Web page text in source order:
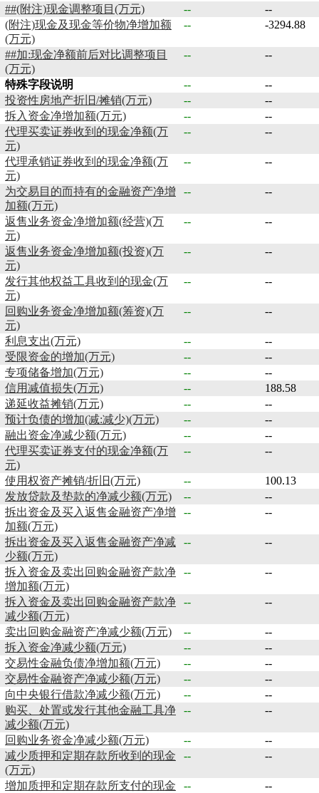
##(附注)现金调整项目(万元)
--
--
(附注)现金及现金等价物净增加额
(万元)
-- -3294.88
##加:现金净额前后对比调整项目
(万元)
-- --
特殊字段说明 --
--
投资性房地产折旧/摊销(万元)
--
--
拆入资金净增加额(万元)
--
--
代理买卖证券收到的现金净额(万
元)
-- --
代理承销证券收到的现金净额(万
元)
-- --
为交易目的而持有的金融资产净增
加额(万元)
-- --
返售业务资金净增加额(经营)(万
元)
-- --
返售业务资金净增加额(投资)(万
元)
-- --
发行其他权益工具收到的现金(万
元)
-- --
回购业务资金净增加额(筹资)(万
元)
-- --
利息支出(万元) --
--
受限资金的增加(万元)
--
--
专项储备增加(万元)
--
--
信用减值损失(万元)
--
188.58
递延收益摊销(万元)
--
--
预计负债的增加(减:减少)(万元)
--
--
融出资金净减少额(万元)
--
--
代理买卖证券支付的现金净额(万
元)
-- --
使用权资产摊销/折旧(万元) --
100.13
发放贷款及垫款的净减少额(万元)
--
--
拆出资金及买入返售金融资产净增
加额(万元)
-- --
拆出资金及买入返售金融资产净减
少额(万元)
-- --
拆入资金及卖出回购金融资产款净
增加额(万元)
-- --
拆入资金及卖出回购金融资产款净
减少额(万元)
-- --
卖出回购金融资产净减少额(万元) --
--
拆入资金净减少额(万元)
--
--
交易性金融负债净增加额(万元)
--
--
交易性金融资产净减少额(万元)
--
--
向中央银行借款净减少额(万元)
--
--
购买、处置或发行其他金融工具净
减少额(万元)
-- --
回购业务资金净减少额(万元) --
--
减少质押和定期存款所收到的现金
(万元)
-- --
增加质押和定期存款所支付的现金
-- --